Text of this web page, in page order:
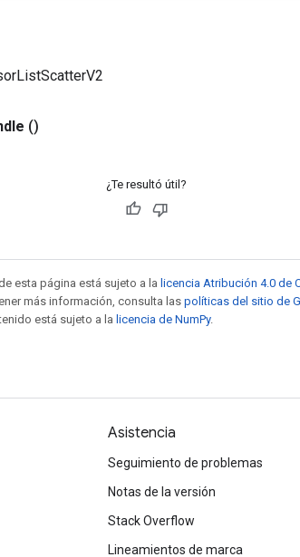
()
¿Te resultó útil?
esta página está sujeto a la licencia Atribución 4.0 de
más información, consulta laspolíticas del sitio de
está sujeto a la licencia de NumPy.
Asistencia
Seguimiento de problemas
Notas de la versión
Stack Overflow
Lineamientos de marca